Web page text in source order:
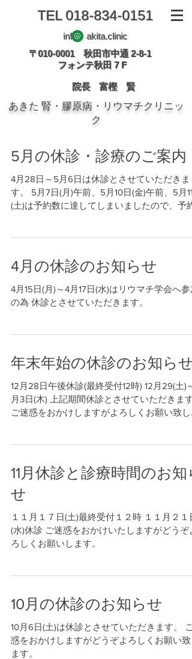
TEL018-834-0151
info akita.clinic
〒010-0001 秋田市中通 2-8-1
フォンテ秋田 7 F
院長 富樫 賢
あきた 腎・膠原病・リウマチクリニッ
ク
5月の休診・診療のご案内
4月28日～5月6日は休診とさせていただきま
す。 5月7日(月)午前、5月10日(金)午前、5月11
(土)は予約数に達してしまいましたので、予約
4月の休診のお知らせ
4月15日(月)～4月17日(水)はリウマチ学会へ参
の為 休診とさせていただきます。
年末年始の休診のお知らせ
12月28日午後休診(最終受付12時) 12月29(土)～
月3日(木) 上記期間休診とさせていただきます
ご迷惑をおかけしますがよろしくお願い致し
11月休診と診療時間のお知
せ
１１月１７日(土)最終受付１２時 １１月２１
(水)休診 ご迷惑をおかけいたしますがどうぞ
ろしくお願いします。
10月の休診のお知らせ
10月6日(土)は休診とさせていただきます。 ご
惑をおかけしますがどうぞよろしくお願い致
ます。